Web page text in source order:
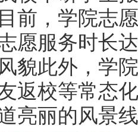
前，学院志
愿服务时长
貌此外，学
返校等常态
亮丽的风景